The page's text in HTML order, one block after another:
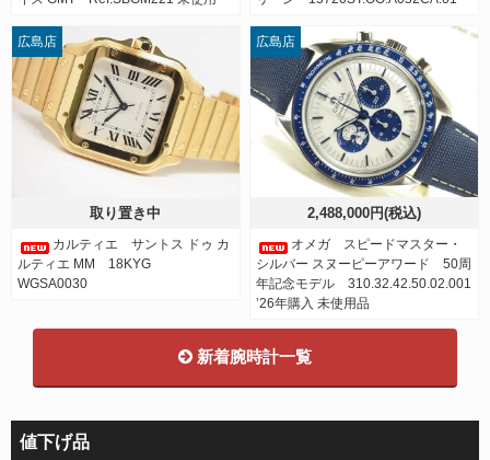
取り置き中
カルティエ サントス ドゥ カ
ルティエ MM 18KYG
WGSA0030
広島店
2,488,000円(税込)
オメガ スピードマスター・
シルバー スヌーピーアワード 50周
年記念モデル 310.32.42.50.02.001
’26年購入 未使用品
広島店
新着腕時計一覧
値下げ品